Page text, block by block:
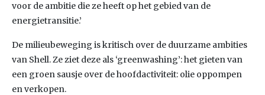
voor de ambitie die ze heeft op het gebied van de
energietransitie.’
De milieubeweging is kritisch over de duurzame ambities
van Shell. Ze ziet deze als ‘greenwashing’: het gieten van
een groen sausje over de hoofdactiviteit: olie oppompen
en verkopen.